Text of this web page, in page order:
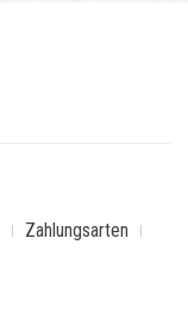
Zahlungsarten